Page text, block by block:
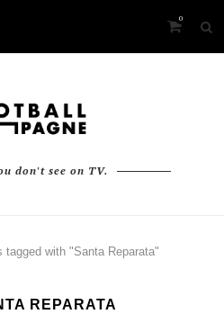
0
don't see on TV.
tagged with "Santa Reparata"
REPARATA